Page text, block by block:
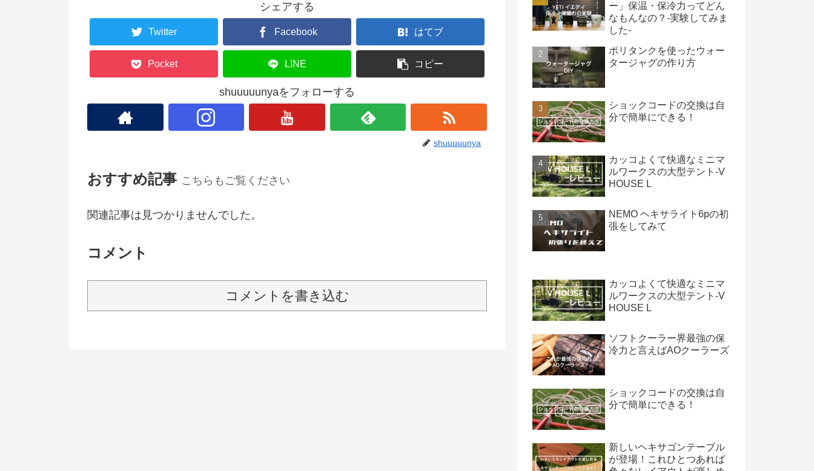
シェアする
Twitter Facebook はてブ
Pocket LINE コピー
shuuuuunyaをフォローする
shuuuuunya
おすすめ記事 こちらもご覧ください
関連記事は見つかりませんでした。
コメント
コメントを書き込む
ー」保温・保冷力ってどん
なもんなの？-実験してみま
した-
ポリタンクを使ったウォー
タージャグの作り方
ショックコードの交換は自
分で簡単にできる！
カッコよくて快適なミニマ
ルワークスの大型テント-V
HOUSE L
NEMO ヘキサライト6pの初
張をしてみて
カッコよくて快適なミニマ
ルワークスの大型テント-V
HOUSE L
ソフトクーラー界最強の保
冷力と言えばAOクーラーズ
ショックコードの交換は自
分で簡単にできる！
新しいヘキサゴンテーブル
が登場！これひとつあれば